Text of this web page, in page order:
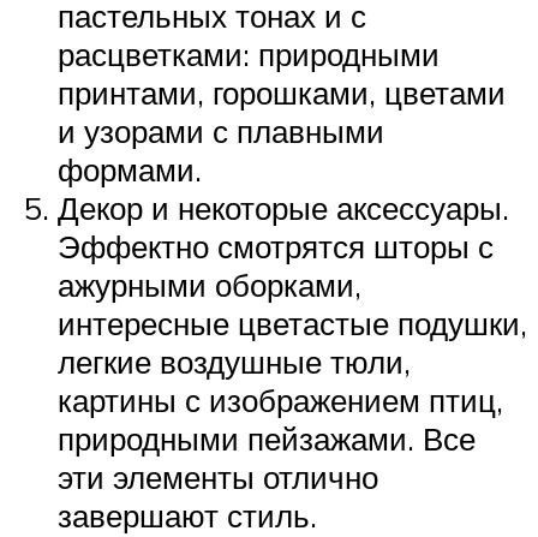
пастельных тонах и с
расцветками: природными
принтами, горошками, цветами
и узорами с плавными
формами.
Декор и некоторые аксессуары.
Эффектно смотрятся шторы с
ажурными оборками,
интересные цветастые подушки,
легкие воздушные тюли,
картины с изображением птиц,
природными пейзажами. Все
эти элементы отлично
завершают стиль.